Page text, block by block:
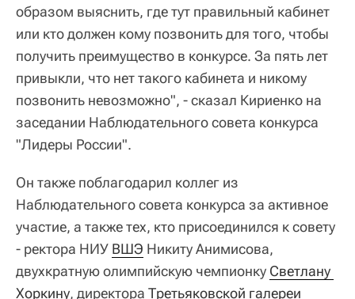
образом выяснить, где тут правильный кабинет
или кто должен кому позвонить для того, чтобы
получить преимущество в конкурсе. За пять лет
привыкли, что нет такого кабинета и никому
позвонить невозможно", - сказал Кириенко на
заседании Наблюдательного совета конкурса
"Лидеры России".
Он также поблагодарил коллег из
Наблюдательного совета конкурса за активное
участие, а также тех, кто присоединился к совету
- ректора НИУ ВШЭ Никиту Анимисова,
двухкратную олимпийскую чемпионку Светлану
Хоркину, директора Третьяковской галереи